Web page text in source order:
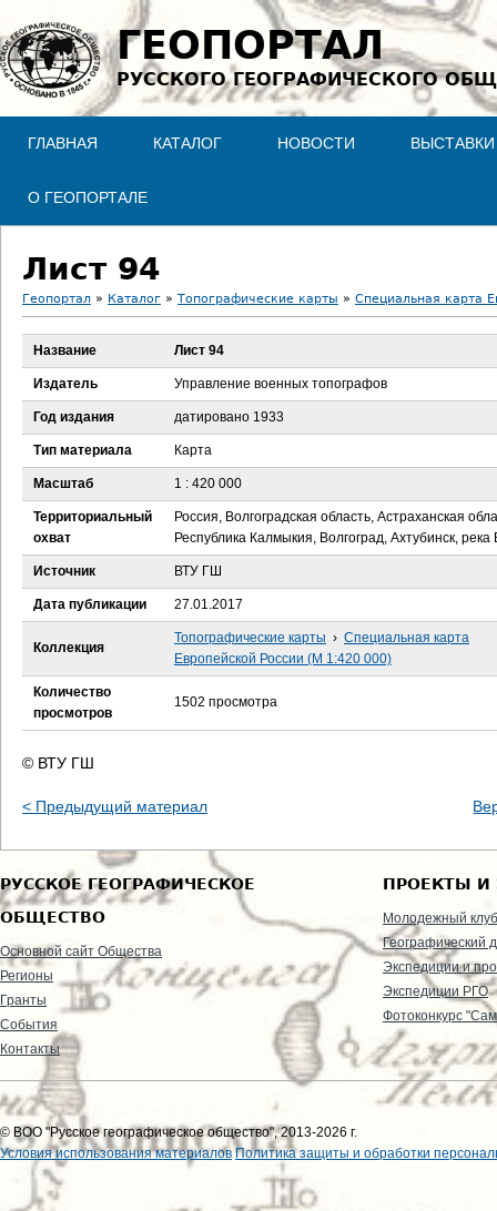
Jump to navigation
ГЕОПОРТАЛ
РУССКОГО ГЕОГРАФИЧЕСКОГО
ГЛАВНАЯ КАТАЛОГ НОВОСТИ ВЫСТАВКИ
О ГЕОПОРТАЛЕ
Лист 94
В
ы
д
е
с
ь
Геопортал » Каталог » Топографические карты » Специальная карта
Название Лист 94
Издатель Управление военных топографов
Год издания датировано 1933
Тип материала Карта
Масштаб 1 : 420 000
Территориальный
охват
Россия, Волгоградская область, Астраханская
Республика Калмыкия, Волгоград, Ахтубинск, река
Источник ВТУ ГШ
Дата публикации 27.01.2017
Коллекция
Топографические карты › Специальная карта
Европейской России (М 1:420 000)
Количество
просмотров
1502 просмотра
© ВТУ ГШ
< Предыдущий материал
РУССКОЕ ГЕОГРАФИЧЕСКОЕ
ОБЩЕСТВО
Основной сайт Общества
Регионы
Гранты
События
Контакты
ПРОЕКТЫ И
Молодежный клуб
Географический
Экспедиции и
Экспедиции РГО
Фотоконкурс
© ВОО "Русское географическое общество", 2013-2026 г.
Условия использования материалов Политика защиты и обработки